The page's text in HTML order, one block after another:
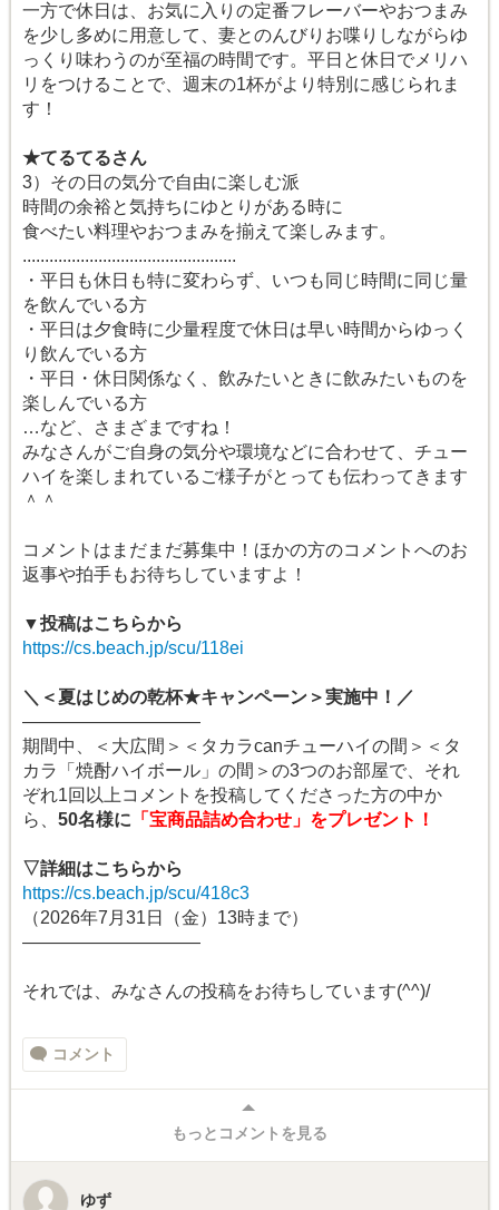
一方で休日は、お気に入りの定番フレーバーやおつまみ
を少し多めに用意して、妻とのんびりお喋りしながらゆ
っくり味わうのが至福の時間です。平日と休日でメリハ
リをつけることで、週末の1杯がより特別に感じられま
す！
★てるてるさん
3）その日の気分で自由に楽しむ派
時間の余裕と気持ちにゆとりがある時に
食べたい料理やおつまみを揃えて楽しみます。
................................................
・平日も休日も特に変わらず、いつも同じ時間に同じ量
を飲んでいる方
・平日は夕食時に少量程度で休日は早い時間からゆっく
り飲んでいる方
・平日・休日関係なく、飲みたいときに飲みたいものを
楽しんでいる方
…など、さまざまですね！
みなさんがご自身の気分や環境などに合わせて、チュー
ハイを楽しまれているご様子がとっても伝わってきます
＾＾
コメントはまだまだ募集中！ほかの方のコメントへのお
返事や拍手もお待ちしていますよ！
▼投稿はこちらから
https://cs.beach.jp/scu/118ei
＼＜夏はじめの乾杯★キャンペーン＞実施中！／
――――――――――
期間中、＜大広間＞＜タカラcanチューハイの間＞＜タ
カラ「焼酎ハイボール」の間＞の3つのお部屋で、それ
ぞれ1回以上コメントを投稿してくださった方の中か
ら、 50名様に 「宝商品詰め合わせ」をプレゼント！
▽詳細はこちらから
https://cs.beach.jp/scu/418c3
（2026年7月31日（金）13時まで）
――――――――――
それでは、みなさんの投稿をお待ちしています(^^)/
コメント
もっとコメントを見る
ゆず